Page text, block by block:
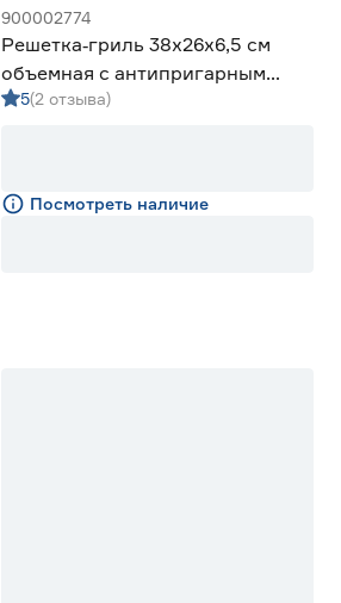
900002774
Решетка‑гриль 38х26х6,5 см
объемная с антипригарным
покрытием BERGMAN
5(2 отзыва)
Посмотреть наличие